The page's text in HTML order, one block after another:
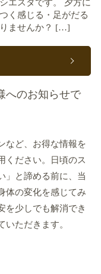
エスタです。 夕方に
く感じる・足がだる
ませんか？ […]
へのお知らせで
など、お得な情報を
ください。日頃のス
」と諦める前に、当
体の変化を感じてみ
を少しでも解消でき
ただきます。